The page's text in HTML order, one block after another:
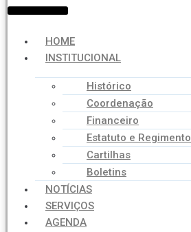
HOME
INSTITUCIONAL
Histórico
Coordenação
Financeiro
Estatuto e Regimento
Cartilhas
Boletins
NOTÍCIAS
SERVIÇOS
AGENDA